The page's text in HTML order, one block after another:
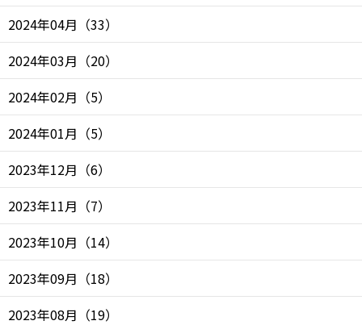
2024年04月 （33）
2024年03月 （20）
2024年02月 （5）
2024年01月 （5）
2023年12月 （6）
2023年11月 （7）
2023年10月 （14）
2023年09月 （18）
2023年08月 （19）